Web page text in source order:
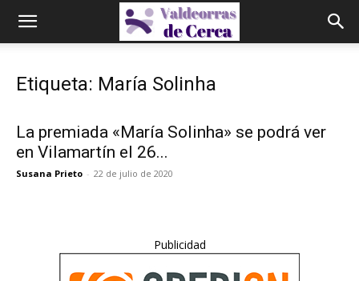
Etiqueta: María Solinha
La premiada «María Solinha» se podrá ver
en Vilamartín el 26...
Susana Prieto - 22 de julio de 2020
Publicidad